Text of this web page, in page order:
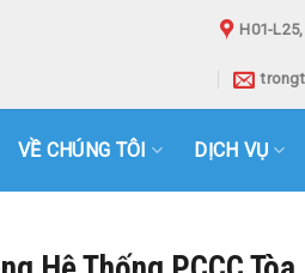
H01-
VỀ CHÚNG TÔI DỊCH VỤ